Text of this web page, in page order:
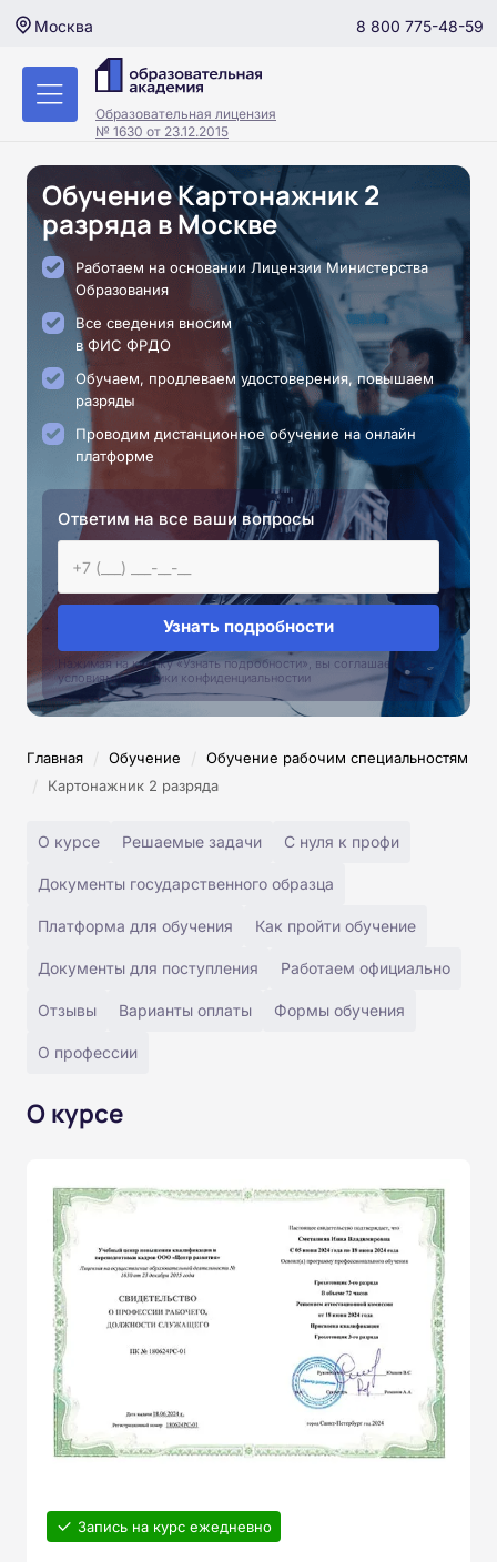
Москва 8 800 775-48-59
Образовательная лицензия
№ 1630 от 23.12.2015
Обучение Картонажник 2
разряда в Москве
Работаем на основании Лицензии Министерства
Образования
Все сведения вносим
в ФИС ФРДО
Обучаем, продлеваем удостоверения, повышаем
разряды
Проводим дистанционное обучение на онлайн
платформе
Ответим на все ваши вопросы
Узнать подробности
Нажимая на кнопку «Узнать подробности», вы соглашаетесь с
условиями политики конфиденциальностии
Главная / Обучение / Обучение рабочим специальностям
/ Картонажник 2 разряда
О курсе Решаемые задачи С нуля к профи
Документы государственного образца
Платформа для обучения Как пройти обучение
Документы для поступления Работаем официально
Отзывы Варианты оплаты Формы обучения
О профессии
О курсе
Запись на курс ежедневно